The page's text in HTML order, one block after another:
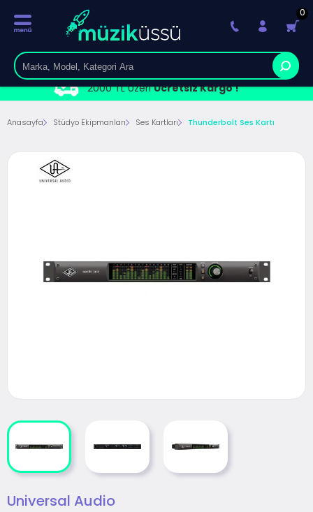
2000 TL ÜzeriÜcretsiz Kargo !
0
Anasayfa Stüdyo Ekipmanları Ses Kartları Thunderbolt Ses Kartı
Universal Audio